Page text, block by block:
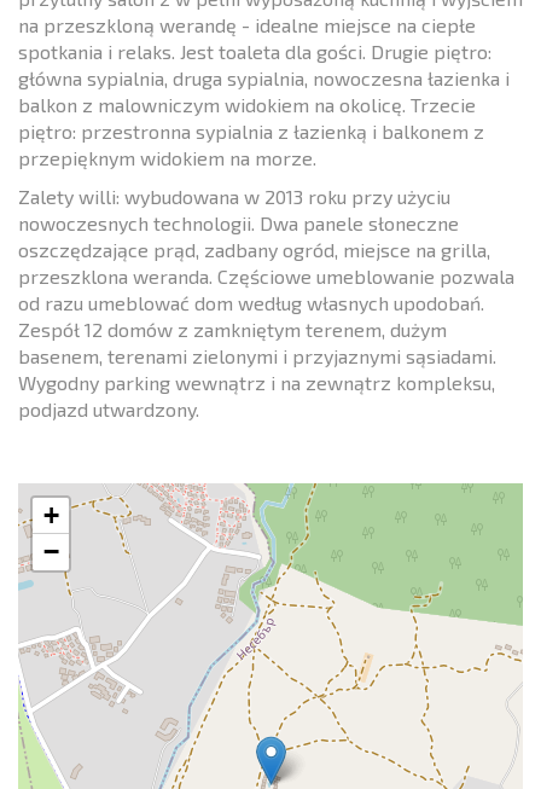
na przeszkloną werandę - idealne miejsce na ciepłe
spotkania i relaks. Jest toaleta dla gości. Drugie piętro:
główna sypialnia, druga sypialnia, nowoczesna łazienka i
balkon z malowniczym widokiem na okolicę. Trzecie
piętro: przestronna sypialnia z łazienką i balkonem z
przepięknym widokiem na morze.
Zalety willi: wybudowana w 2013 roku przy użyciu
nowoczesnych technologii. Dwa panele słoneczne
oszczędzające prąd, zadbany ogród, miejsce na grilla,
przeszklona weranda. Częściowe umeblowanie pozwala
od razu umeblować dom według własnych upodobań.
Zespół 12 domów z zamkniętym terenem, dużym
basenem, terenami zielonymi i przyjaznymi sąsiadami.
Wygodny parking wewnątrz i na zewnątrz kompleksu,
podjazd utwardzony.
+
−